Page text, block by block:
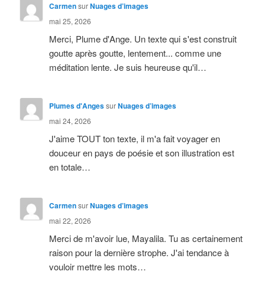
CarmensurNuages d’images
mai 25, 2026
Merci, Plume d'Ange. Un texte qui s'est construit
goutte après goutte, lentement... comme une
méditation lente. Je suis heureuse qu'il…
Plumes d'AngessurNuages d’images
mai 24, 2026
J'aime TOUT ton texte, il m'a fait voyager en
douceur en pays de poésie et son illustration est
en totale…
CarmensurNuages d’images
mai 22, 2026
Merci de m'avoir lue, Mayalila. Tu as certainement
raison pour la dernière strophe. J'ai tendance à
vouloir mettre les mots…